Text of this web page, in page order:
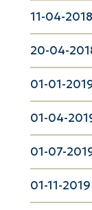
11-04-
20-04-
01-01-
01-04-
01-07-
01-11-